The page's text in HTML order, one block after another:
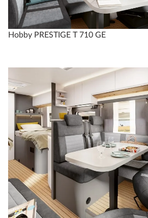
Hobby PRESTIGE T 710 GE